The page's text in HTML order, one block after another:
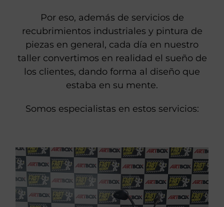
Por eso, además de servicios de
recubrimientos industriales y pintura de
piezas en general, cada día en nuestro
taller convertimos en realidad el sueño de
los clientes, dando forma al diseño que
estaba en su mente.
Somos especialistas en estos servicios: